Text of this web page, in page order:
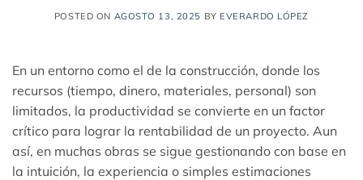
POSTED ON AGOSTO 13, 2025 BY EVERARDO LÓPEZ
En un entorno como el de la construcción, donde los
recursos (tiempo, dinero, materiales, personal) son
limitados, la productividad se convierte en un factor
crítico para lograr la rentabilidad de un proyecto. Aun
así, en muchas obras se sigue gestionando con base en
la intuición, la experiencia o simples estimaciones